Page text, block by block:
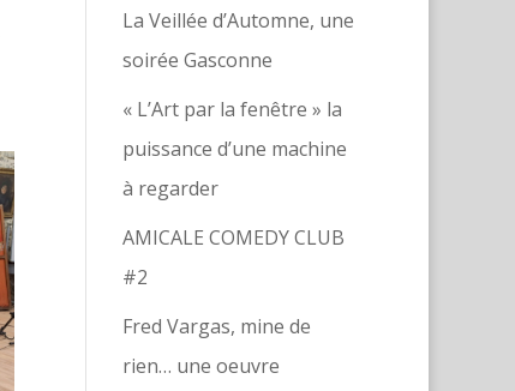
La Veillée d’Automne, une
soirée Gasconne
« L’Art par la fenêtre » la
puissance d’une machine
à regarder
AMICALE COMEDY CLUB
#2
Fred Vargas, mine de
rien… une oeuvre